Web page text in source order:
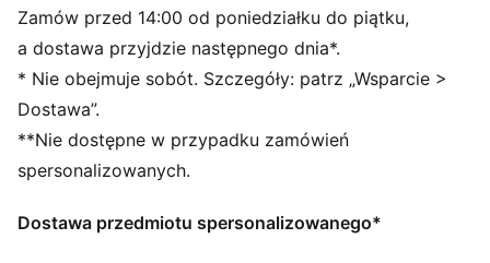
Syntetyczna cholewka
Elastyczne zapięcie do szybkiego zakładania i
zdejmowania
Gumowa podeszwa zewnętrzna
Kultowe kolory Scuderia Ferrari
Styl PUMA dla dzieci: produkty polecane dla dzieci
pomiędzy 4. a 8. rokiem życia
Zamów przed 14:00 od poniedziałku do piątku,
a dostawa przyjdzie następnego dnia*.
* Nie obejmuje sobót. Szczegóły: patrz „Wsparcie >
Dostawa”.
**Nie dostępne w przypadku zamówień
spersonalizowanych.
Dostawa przedmiotu spersonalizowanego*